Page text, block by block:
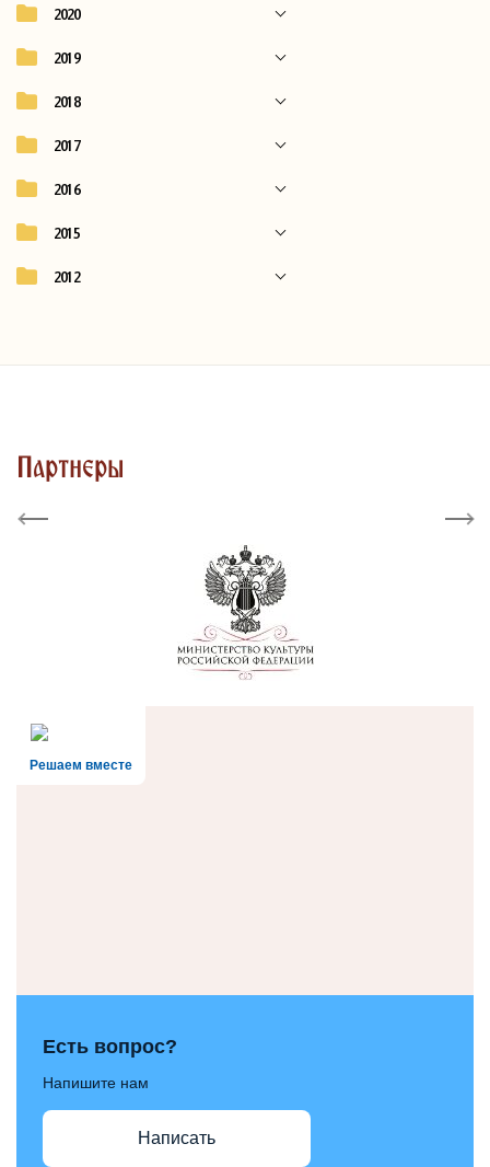
2020
2019
2018
2017
2016
2015
2012
Партнеры
Previous Next
Решаем вместе
Есть вопрос?
Напишите нам
Написать